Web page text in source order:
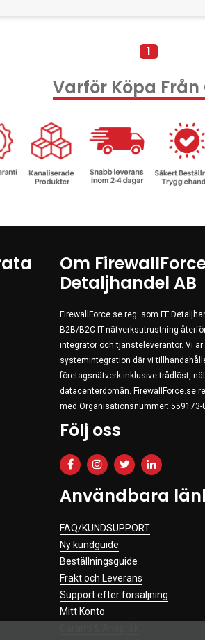
1
Varför Köpa Från
Om
Detaljhandel AB
FirewallForce.se reg. som FF
B2B/B2C IT-nätverksutrustning
integratör och tjänsteleverantör. Vi
systemintegration där vi
företagsnätverk inklusive trådlöst,
datacenterdomän. FirewallForce.se
med Organisationsnummer: 559173-
Följ oss
Användbara
FAQ/KUNDSUPPORT
Ny kundguide
Beställningsguide
Frakt och Leverans
Support efter försäljning
Mitt Konto